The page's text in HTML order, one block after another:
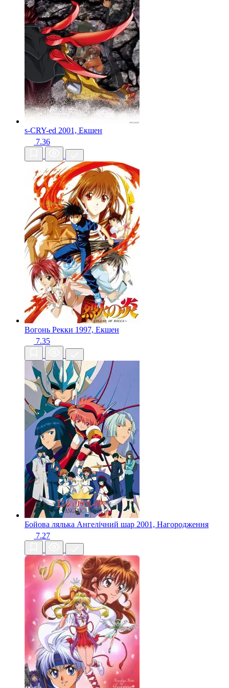
s-CRY-ed 2001, Екшен
7.36
Вогонь Рекки 1997, Екшен
7.35
Бойова лялька Ангелічний шар 2001, Нагородження
7.27